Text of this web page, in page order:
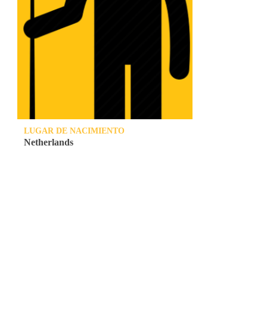
LUGAR DE NACIMIENTO
Netherlands